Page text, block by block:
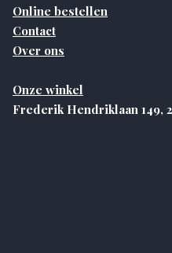
Online bestellen
Contact
Over ons
Onze winkel
Frederik Hendriklaan 149,